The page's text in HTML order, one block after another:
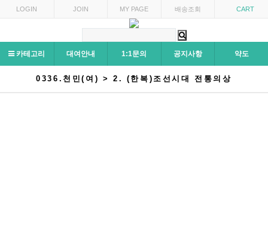
LOGIN JOIN MY PAGE 배송조회 CART
카테고리 대여안내 1:1문의 공지사항 약도
0336.천민(여) > 2. (한복)조선시대 전통의상